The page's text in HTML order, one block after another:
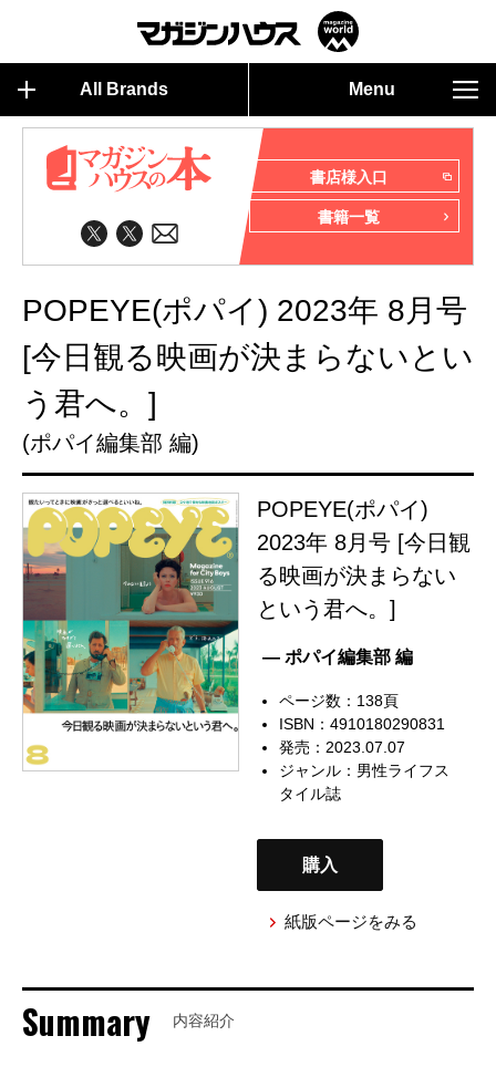
All Brands Menu
書店様入口
書籍一覧
POPEYE(ポパイ) 2023年 8月号
[今日観る映画が決まらないとい
う君へ。]
(ポパイ編集部 編)
POPEYE(ポパイ)
2023年 8月号 [今日観
る映画が決まらない
という君へ。]
— ポパイ編集部 編
ページ数：138頁
ISBN：4910180290831
発売：2023.07.07
ジャンル： 男性ライフス
タイル誌
購入
紙版ページをみる
Summary 内容紹介